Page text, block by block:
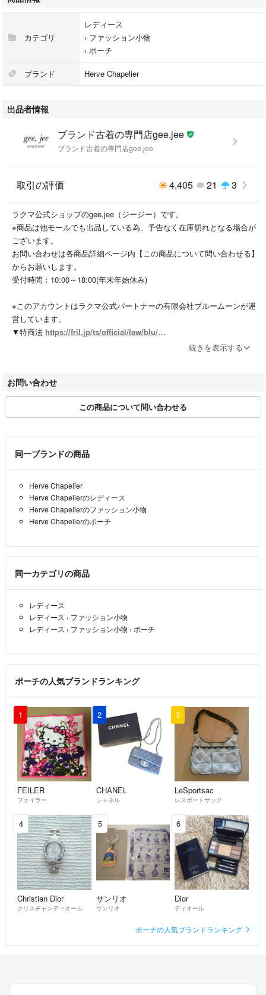
縦：約13.5cm
マチ：約9cm
備考A4サイズのもの入りません
ショルダー紐は付属していません
※採寸画像がある商品はハンガーに吊るした状態での計測のため、平置き
望の場合は、ご購入前に必ずご質問ください。
で、 記載の実寸サイズ以外の気になる箇所があれば購入前にご質問くだ
さい。
[季節・シーズン]オールシーズン
[状態]
【全体の印象】新品未使用品です。
【新品について】※保管中に出品時になかった汚れや傷などがつく場合も
ございます。状態について気になる場合は、必ずご購入前にお問い合わせ
下さい。
※保管時にできた折りジワ、繊維付着などはご容赦下さい。
[仕様]
外ポケット数：なし
内ポケット数：なし
[定価]60280円
※モニターの発色の具合によって実際のものと色が異なる場合がありま
す。
こちらの商品はラクマ公式パートナーのブランド古着の専門店 ジージー
カテゴリ
レディース
› ファッション小物
› ポーチ
ブランド Herve Chapelier
出品者情報
ブランド古着の専門店gee,jee
ブランド古着の専門店gee,jee
取引の評価 4,405 21 3
ラクマ公式ショップのgee,jee（ジージー）です。
※商品は他モールでも出品している為、予告なく在庫切れとなる場合が
ございます。
お問い合わせは各商品詳細ページ内【この商品について問い合わせる】
からお願いします。
受付時間：10:00～18:00(年末年始休み)
※このアカウントはラクマ公式パートナーの有限会社ブルームーンが運
営しています。
▼特商法 https://fril.jp/ts/official/law/blu/
https://fril.jp/ts/official/law/blu/#return_policy
サイズ計測部分（採寸画像のないもの）
●トップス
着丈：襟下（首の付け根）から裾まで
肩幅：背中側の肩先から肩先までの直線数値
身幅：背中側の両袖の付け根下（脇の下）の直線数値
●パンツ
ウエスト：直線で計測したウエストの2倍の数値
股上：ウエストの前の部分から股の縫い目まで ※正式には前股ぐりとい
股下：股の縫い目から裾まで
ワタリ幅：太股の付け根部分を横に伸ばし一番広い部分を計測
裾幅：裾部分の直線数値
●スカート
ウエスト：直線で計測したウエストの2倍の数値
ヒップ幅：ウエストから約18センチ下を水平に計測した数値
●オーバーオール・サロペット
総丈：肩紐から裾まで（肩紐調整がある場合は胸当てから裾まで）
股上：胸当てから股の縫い目まで
【計測方法および誤差について】
・平置採寸です。丁寧に行ってはおりますが、多少の誤差が生じる場合
もございます。5％以内の誤差に関しましてはご容赦ください。
・ローライズのパンツはウエストサイズというより腰周り、骨盤周りの
サイズになります。
・デザインによって上記の計測方法と異なる場合は説明文に計測箇所を
記載致します。
【着用画像のトルソーサイズ】
レディース 9号 肩幅：37 胸囲：80 ウエスト：62 ヒップ：83
メンズ 肩幅：38 胸囲：85 ウェスト：71
続きを表示する
お問い合わせ
この商品について問い合わせる
同一ブランドの商品
Herve Chapelier
Herve Chapelierのレディース
Herve Chapelierのファッション小物
Herve Chapelierのポーチ
同一カテゴリの商品
レディース
レディース › ファッション小物
レディース › ファッション小物 › ポーチ
ポーチの人気ブランドランキング
1
FEILER
フェイラー
2
CHANEL
シャネル
3
LeSportsac
レスポートサック
4
Christian Dior
クリスチャンディオール
5
サンリオ
サンリオ
6
Dior
ディオール
ポーチの人気ブランドランキング